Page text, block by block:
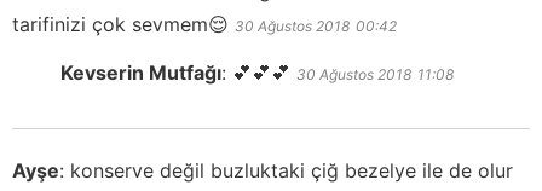
tarifinizi çok sevmem😌 30 Ağustos 2018 00:42
Kevserin Mutfağı: 💕💕💕 30 Ağustos 2018 11:08
Ayşe: konserve değil buzluktaki çiğ bezelye ile de olur